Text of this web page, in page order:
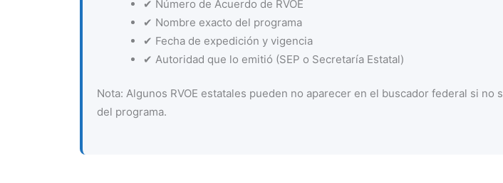
✔ Número de Acuerdo de RVOE
✔ Nombre exacto del programa
✔ Fecha de expedición y vigencia
✔ Autoridad que lo emitió (SEP o Secretaría Estatal)
Nota: Algunos RVOE estatales pueden no aparecer en el buscador federal si
del programa.